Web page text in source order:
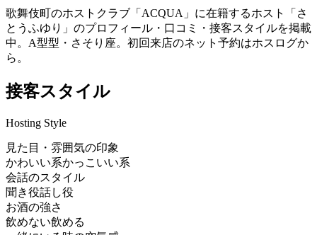
歌舞伎町のホストクラブ「ACQUA」に在籍するホスト「さ
とうふゆり」のプロフィール・口コミ・接客スタイルを掲載
中。A型型・さそり座。初回来店のネット予約はホスログか
ら。
接客スタイル
Hosting Style
見た目・雰囲気の印象
かわいい系かっこいい系
会話のスタイル
聞き役話し役
お酒の強さ
飲めない飲める